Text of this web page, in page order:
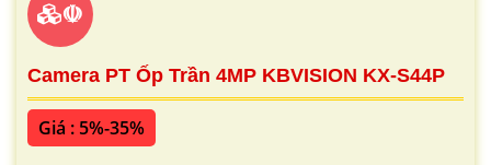
☫
Camera PT Ốp Trần 4MP KBVISION KX-S44P
Giá : 5%-35%